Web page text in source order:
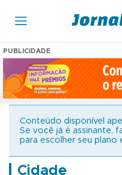
PUBLICIDADE
Conteúdo disponível
Se você já é assinante,
para escolher seu plano
Cidade